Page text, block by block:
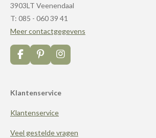
3903LT Veenendaal
T: 085 - 060 39 41
Meer contactgegevens
F
a
b
o
P
i
e
e
t
I
n
a
m
Klantenservice
Klantenservice
Veel gestelde vragen